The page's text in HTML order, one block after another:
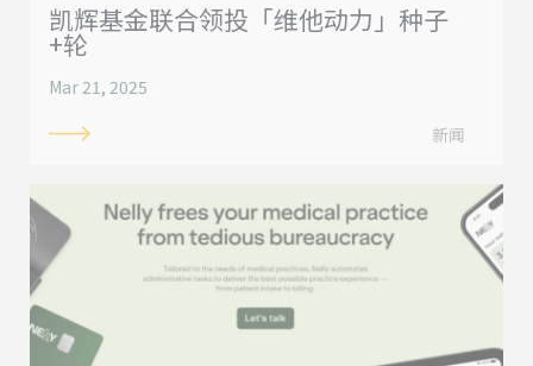
凯辉基金联合领投「维他动力」种子
+轮
Mar 21, 2025
新闻